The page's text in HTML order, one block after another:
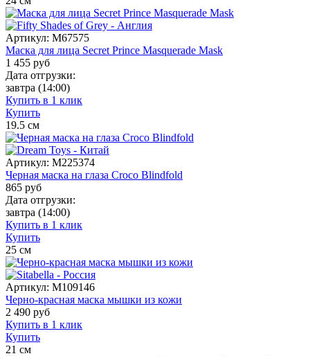
Артикул: M67575
Маска для лица Secret Prince Masquerade Mask
1 455 руб
Дата отгрузки:
завтра (14:00)
Купить в 1 клик
Купить
19.5 см
Артикул: M225374
Черная маска на глаза Croco Blindfold
865 руб
Дата отгрузки:
завтра (14:00)
Купить в 1 клик
Купить
25 см
Артикул: M109146
Черно-красная маска мышки из кожи
2 490 руб
Купить в 1 клик
Купить
21 см